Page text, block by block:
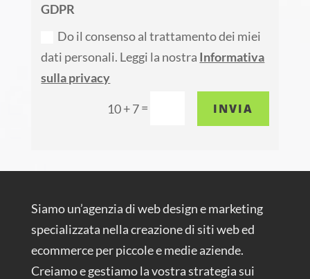
GDPR
Do il consenso al trattamento dei miei
dati personali. Leggi la nostra Informativa
sulla privacy
10 + 7= INVIA
Siamo un’agenzia di web design e marketing
specializzata nella creazione di siti web ed
ecommerce per piccole e medie aziende.
Creiamo e gestiamo la vostra strategia sui